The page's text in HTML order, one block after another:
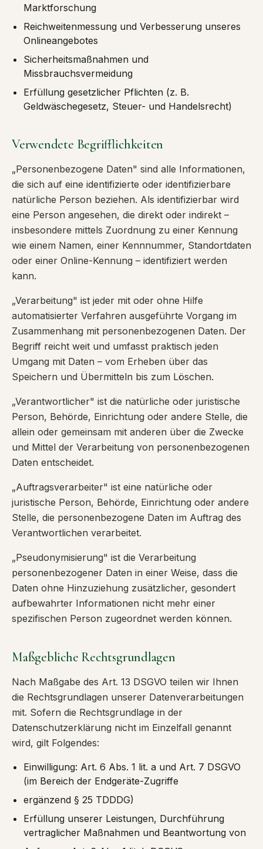
Marktforschung
Reichweitenmessung und Verbesserung unseres
Onlineangebotes
Sicherheitsmaßnahmen und
Missbrauchsvermeidung
Erfüllung gesetzlicher Pflichten (z. B.
Geldwäschegesetz, Steuer- und Handelsrecht)
Verwendete Begrifflichkeiten
„Personenbezogene Daten" sind alle Informationen,
die sich auf eine identifizierte oder identifizierbare
natürliche Person beziehen. Als identifizierbar wird
eine Person angesehen, die direkt oder indirekt –
insbesondere mittels Zuordnung zu einer Kennung
wie einem Namen, einer Kennnummer, Standortdaten
oder einer Online-Kennung – identifiziert werden
kann.
„Verarbeitung" ist jeder mit oder ohne Hilfe
automatisierter Verfahren ausgeführte Vorgang im
Zusammenhang mit personenbezogenen Daten. Der
Begriff reicht weit und umfasst praktisch jeden
Umgang mit Daten – vom Erheben über das
Speichern und Übermitteln bis zum Löschen.
„Verantwortlicher" ist die natürliche oder juristische
Person, Behörde, Einrichtung oder andere Stelle, die
allein oder gemeinsam mit anderen über die Zwecke
und Mittel der Verarbeitung von personenbezogenen
Daten entscheidet.
„Auftragsverarbeiter" ist eine natürliche oder
juristische Person, Behörde, Einrichtung oder andere
Stelle, die personenbezogene Daten im Auftrag des
Verantwortlichen verarbeitet.
„Pseudonymisierung" ist die Verarbeitung
personenbezogener Daten in einer Weise, dass die
Daten ohne Hinzuziehung zusätzlicher, gesondert
aufbewahrter Informationen nicht mehr einer
spezifischen Person zugeordnet werden können.
Maßgebliche Rechtsgrundlagen
Nach Maßgabe des Art. 13 DSGVO teilen wir Ihnen
die Rechtsgrundlagen unserer Datenverarbeitungen
mit. Sofern die Rechtsgrundlage in der
Datenschutzerklärung nicht im Einzelfall genannt
wird, gilt Folgendes:
Einwilligung: Art. 6 Abs. 1 lit. a und Art. 7 DSGVO
(im Bereich der Endgeräte-Zugriffe
ergänzend § 25 TDDDG)
Erfüllung unserer Leistungen, Durchführung
vertraglicher Maßnahmen und Beantwortung von